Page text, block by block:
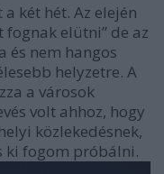
két hét. Az elején
fognak elütni” de az
és nem hangos
helyzetre. A
a városok
volt ahhoz, hogy
közlekedésnek,
ki fogom próbálni.